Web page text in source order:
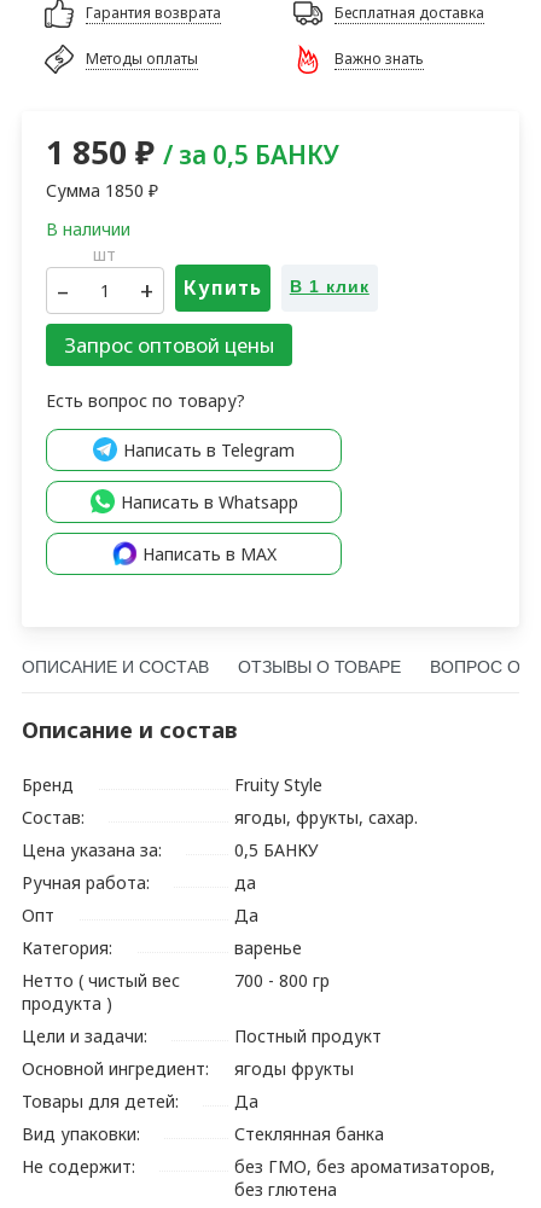
Гарантия возврата Бесплатная доставка
Методы оплаты Важно знать
1 850 ₽ / за 0,5 БАНКУ
Сумма 1850 ₽
шт
– + Купить В 1 клик
Запрос оптовой цены
Есть вопрос по товару?
Написать в Telegram
Написать в Whatsapp
Написать в MAX
ОПИСАНИЕ И СОСТАВ ОТЗЫВЫ О ТОВАРЕ ВОПРОС О
Описание и состав
Бренд
Fruity Style
Состав:
ягоды, фрукты, сахар.
Цена указана за:
0,5 БАНКУ
Ручная работа:
да
Опт
Да
Категория:
варенье
Нетто ( чистый вес
продукта )
700 - 800 гр
Цели и задачи:
Постный продукт
Основной ингредиент:
ягоды фрукты
Товары для детей:
Да
Вид упаковки:
Стеклянная банка
Не содержит:
без ГМО, без ароматизаторов,
без глютена